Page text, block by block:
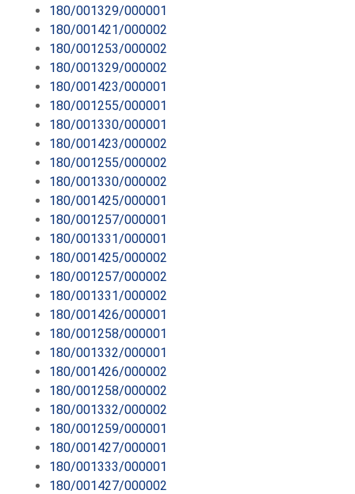
180/001329/000001
180/001421/000002
180/001253/000002
180/001329/000002
180/001423/000001
180/001255/000001
180/001330/000001
180/001423/000002
180/001255/000002
180/001330/000002
180/001425/000001
180/001257/000001
180/001331/000001
180/001425/000002
180/001257/000002
180/001331/000002
180/001426/000001
180/001258/000001
180/001332/000001
180/001426/000002
180/001258/000002
180/001332/000002
180/001259/000001
180/001427/000001
180/001333/000001
180/001427/000002